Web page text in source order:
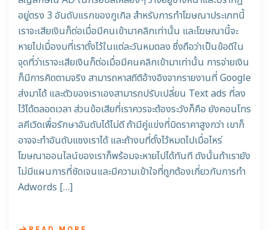
อยู่ตรง 3 อันดับแรกของกูเกิล สำหรับการทำโฆษณาประเภทนี้
เราจะเสียเงินก็ต่อเมื่อมีคนเข้ามาคลิกเท่านั้น และโฆษณานี้จะ
หายไปเมื่องบที่เราตั้งไว้ในแต่ละวันหมดลง ซึ่งถือว่าเป็นข้อดีใน
จุดที่ว่าเราจะเสียเงินก็ต่อเมื่อมีคนคลิกเข้ามาเท่านั้น การจ่ายเงิน
ก็มีการคิดตามจริง สามารถหาสถิติอ้างอิงจากรายงานที่ Google
ส่งมาได้ และตัวของเราเองสามารถปรับเปลี่ยน Text ads ที่ลง
ไว้ได้ตลอดเวลา ส่วนข้อเสียที่เราควรจะต้องระวังก็คือ ยังคอนโทร
ลคีเวิดเพื่อรักษาอันดับได้ไม่ดี ถ้ามีคู่แข่งที่บิดราคาสูงกว่า เขาก็
อาจจะทำอันดับแซงเราได้ และถ้างบที่ตั้งไว้หมดไปเมื่อไหร่
โฆษณาออนไลน์ของเราก็พร้อมจะหายไปได้ทันที ดังนั้นถ้าเรายัง
ไม่มีแผนการที่ชัดเจนและมีความเข้าใจที่ถูกต้องเกี่ยวกับการทำ
Adwords […]